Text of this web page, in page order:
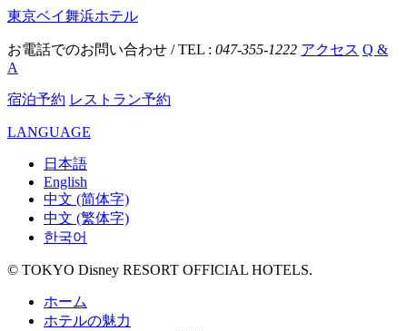
東京ベイ舞浜ホテル
お電話でのお問い合わせ / TEL : 047-355-1222 アクセス Q &
A
宿泊予約 レストラン予約
LANGUAGE
日本語
English
中文 (简体字)
中文 (繁体字)
한국어
© TOKYO Disney RESORT OFFICIAL HOTELS.
ホーム
ホテルの魅力